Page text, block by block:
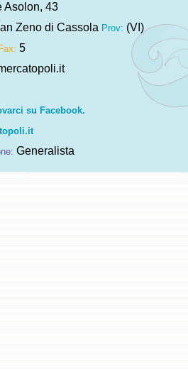
Asolon, 43
Zeno di Cassola Prov: (VI)
Fax: 5
su Facebook.
Generalista